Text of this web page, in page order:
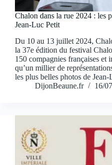
Chalon dans la rue 2024 : les
Jean-Luc Petit
Du 10 au 13 juillet 2024,
la 37e édition du festival
150 compagnies françaises et
qu’un millier de
les plus belles photos de
DijonBeaune.fr
16/